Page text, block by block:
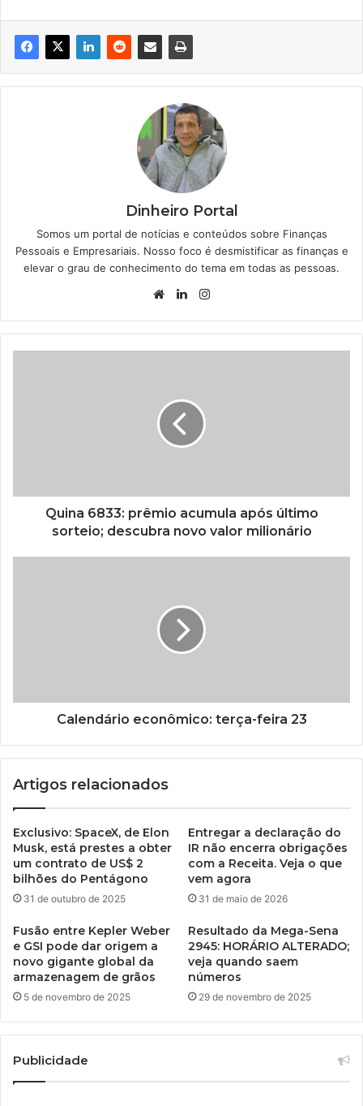
Dinheiro Portal
Somos um portal de notícias e conteúdos sobre Finanças
Pessoais e Empresariais. Nosso foco é desmistificar as finanças e
elevar o grau de conhecimento do tema em todas as pessoas.
WebsiteLinkedin
Quina 6833: prêmio acumula após último
sorteio; descubra novo valor milionário
Calendário econômico: terça-feira 23
Artigos relacionados
Exclusivo: SpaceX, de Elon
Musk, está prestes a obter
um contrato de US$ 2
bilhões do Pentágono
31 de outubro de 2025
Entregar a declaração do
IR não encerra obrigações
com a Receita. Veja o que
vem agora
31 de maio de 2026
Fusão entre Kepler Weber
e GSI pode dar origem a
novo gigante global da
armazenagem de grãos
5 de novembro de 2025
Resultado da Mega-Sena
2945: HORÁRIO ALTERADO;
veja quando saem
números
29 de novembro de 2025
Publicidade